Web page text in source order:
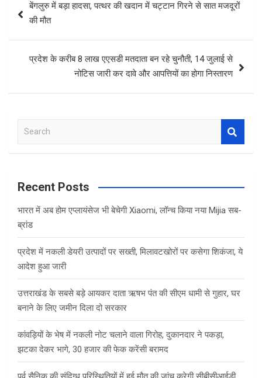
navigation
बेंगलुरु में बड़ा हादसा, पत्थर की खदान में चट्टान गिरने से सात मजदूरों
की मौत
प्रदेश के करीब 8 लाख एएसडी मतदाता बन रहे चुनौती, 14 जुलाई से
नोटिस जारी कर दावे और आपत्तियों का होगा निस्तारण
a
c
Recent Posts
भारत में अब होम एप्लायंसेज भी बेचेगी Xiaomi, लॉन्च किया नया Mijia सब-
ब्रांड
प्रदेश में नकली डेयरी उत्पादों पर सख्ती, मिलावटखोरों पर कसेगा शिकंजा, ये
आदेश हुआ जारी
उत्तराखंड के सबसे बड़े आयकर दाता ऋषभ पंत की सीएम धामी से गुहार, घर
बनाने के लिए जमीन दिला दो सरकार
कांवड़ियों के भेष में नकली नोट चलाने वाला गिरोह, दुकानदार ने पकड़ा,
झटका देकर भागे, 30 हजार की फेक करेंसी बरामद